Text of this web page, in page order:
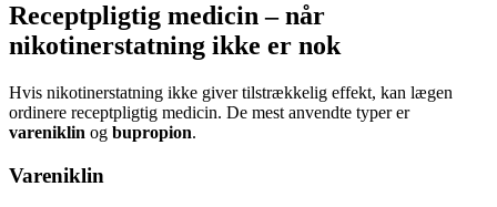
Receptpligtig medicin – når
nikotinerstatning ikke er nok
Hvis nikotinerstatning ikke giver tilstrækkelig effekt, kan lægen
ordinere receptpligtig medicin. De mest anvendte typer er
vareniklin og bupropion.
Vareniklin